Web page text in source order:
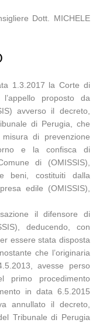
Dott. MICHELE
1.3.2017 la Corte di
proposto da
avverso il decreto,
di Perugia, che
di prevenzione
e la confisca di
di (OMISSIS),
beni, costituiti dalla
edile (OMISSIS),
il difensore di
deducendo, con
essere stata disposta
che l’originaria
avesse perso
primo procedimento
in data 6.5.2015
annullato il decreto,
Tribunale di Perugia